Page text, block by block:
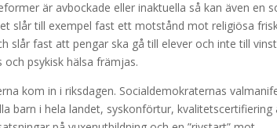
är avbockade eller inaktuella så kan även en
slår till exempel fast ett motstånd mot religiösa
slår fast att pengar ska gå till elever och inte till
psykisk hälsa främjas.
kom in i riksdagen. Socialdemokraternas
barn i hela landet, syskonförtur, kvalitetscertifiering